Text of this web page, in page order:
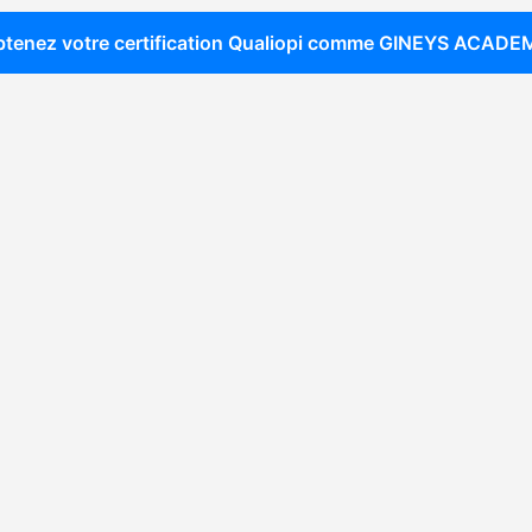
votre certification Qualiopi comme GINEYS